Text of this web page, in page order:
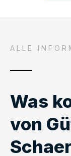
ALLE
Was
von